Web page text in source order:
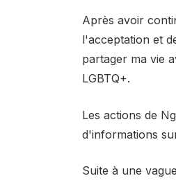
Après avoir
l'acceptation et
partager ma vie
LGBTQ+.
Les actions de
d'informations
Suite à une